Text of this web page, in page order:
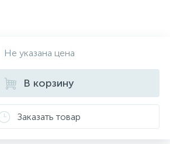
на сайте могут
от реальных из-за
экрана
Не указана цена
В корзину
Заказать товар